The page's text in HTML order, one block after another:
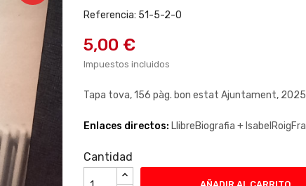
Referencia: 51-5-2-0
5,00 €
Impuestos incluidos
Tapa tova, 156 pàg. bon estat Ajuntament, 2025
Enlaces directos: LlibreBiografia +
Cantidad